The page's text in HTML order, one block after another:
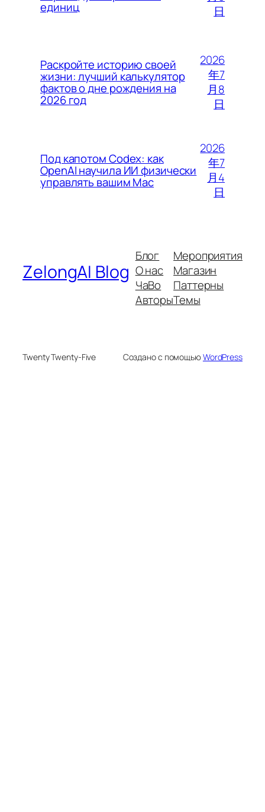
единиц
日
Раскройте историю своей
жизни: лучший калькулятор
фактов о дне рождения на
2026 год
2026
年7
月8
日
Под капотом Codex: как
OpenAI научила ИИ физически
управлять вашим Mac
2026
年7
月4
日
ZelongAI Blog
Блог
О нас
ЧаВо
Авторы
Мероприятия
Магазин
Паттерны
Темы
Twenty Twenty-Five Создано с помощьюWordPress